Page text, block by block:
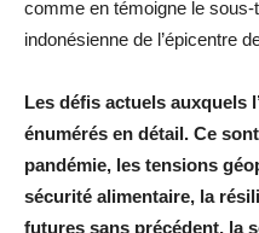
comme en témoigne le
indonésienne de l’épicentre
Les défis actuels auxquels
énumérés en détail. Ce
pandémie, les tensions
sécurité alimentaire, la
futures sans précédent, la